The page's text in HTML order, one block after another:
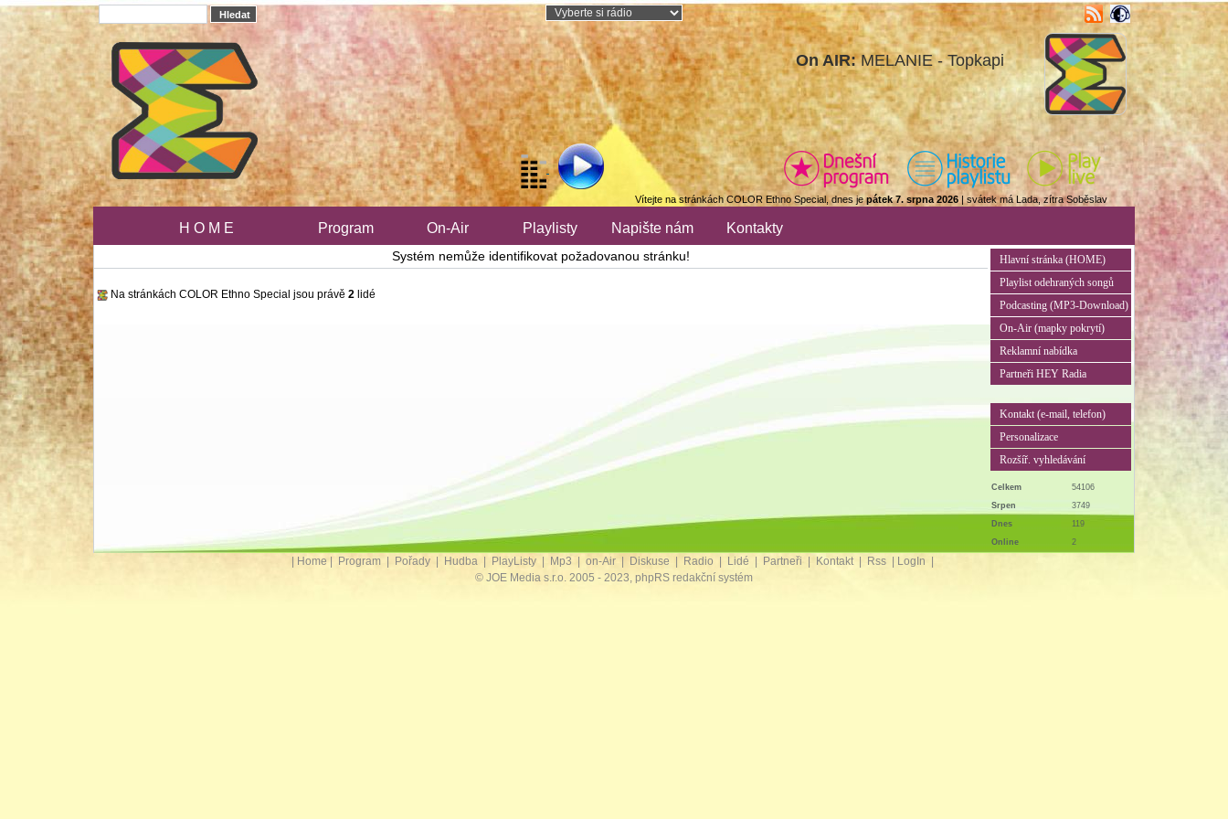
On AIR: MELANIE - Topkapi
Vítejte na stránkách COLOR Ethno Special, dnes jepátek 7. srpna 2026 | svátek má Lada, zítra Soběslav
H O M E Program On-Air Playlisty Napište nám Kontakty
Systém nemůže identifikovat požadovanou stránku!
Na stránkách COLOR Ethno Special jsou právě 2 lidé
Hlavní stránka (HOME)
Playlist odehraných songů
Podcasting (MP3-Download)
On-Air (mapky pokrytí)
Reklamní nabídka
Partneři HEY Radia
Kontakt (e-mail, telefon)
Personalizace
Rozšíř. vyhledávání
Celkem
54106
Srpen
3749
Dnes
119
Online
2
Home Program Pořady Hudba PlayListy Mp3 on-Air Diskuse Radio Lidé Partneři Kontakt Rss LogIn
© JOE Media s.r.o. 2005 - 2023, phpRS redakční systém